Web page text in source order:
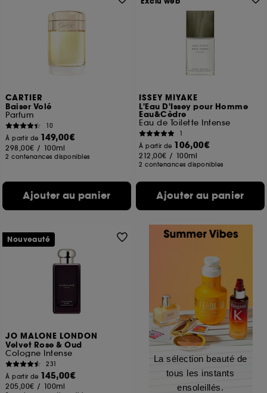
CARTIER
Baiser Volé
Parfum
10
À partir de 149,00€
298,00€ / 100ml
2 contenances disponibles
Ajouter au panier
ISSEY MIYAKE
L'Eau D'Issey pour Homme
Eau&Cèdre
Eau de Toilette Intense
1
À partir de 106,00€
212,00€ / 100ml
2 contenances disponibles
Ajouter au panier
JO MALONE LONDON
Velvet Rose & Oud
Cologne Intense
231
À partir de 145,00€
205,00€ / 100ml
Nouveauté
La sélection beauté de
tous les instants
ensoleillés.